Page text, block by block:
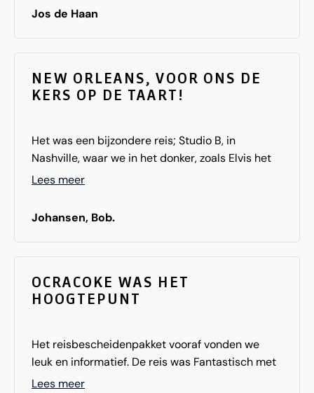
Jos de Haan
NEW ORLEANS, VOOR ONS DE
KERS OP DE TAART!
Het was een bijzondere reis; Studio B, in
Nashville, waar we in het donker, zoals Elvis het
destijds opnam, zijn song "Are you lonesome
En New Orleans, voor ons de kers op de taart! De
ervaring, met de muziek in de hoofdrol, in de
op verschillende plaatsen erg lekker gegeten,
vooraf door ons gereserveerd, oa in de
de reis minder spectaculair dan de Golden
States-reis van vorig jaar, maar alle
bijzonderebestemmingen in het zuiden maken
Lees meer
Johansen, Bob.
OCRACOKE WAS HET
HOOGTEPUNT
Het reisbescheidenpakket vooraf vonden we
leuk en informatief. De reis was Fantastisch met
een grote F!! Wij vonden Ocracoke voor de
Lees meer